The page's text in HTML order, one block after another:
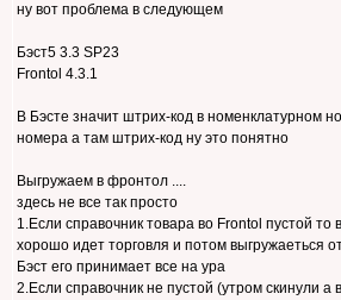
ну вот проблема в следующем
Бэст5 3.3 SP23
Frontol 4.3.1
В Бэсте значит штрих-код в номенклатурном
номера а там штрих-код ну это понятно
Выгружаем в фронтол ....
здесь не все так просто
1.Если справочник товара во Frontol пустой то
хорошо идет торговля и потом выгружаеться
Бэст его принимает все на ура
2.Если справочник не пустой (утром скинули